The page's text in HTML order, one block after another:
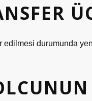
durumunda